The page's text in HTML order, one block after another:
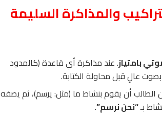
والمذاكرة السليمة
بامتياز. عند مذاكرة أي قاعدة (كالمدود
بصوت عالٍ قبل محاولة الكتابة.
الطالب أن يقوم بنشاط ما (مثل: يرسم)، ثم يصفه
بـ“نحن نرسم”.